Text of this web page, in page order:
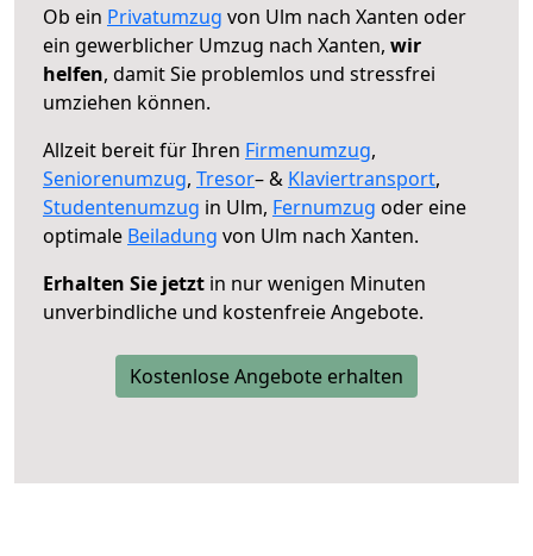
Ob ein Privatumzug von Ulm nach Xanten oder
ein gewerblicher Umzug nach Xanten, wir
helfen, damit Sie problemlos und stressfrei
umziehen können.
Allzeit bereit für Ihren Firmenumzug,
Seniorenumzug, Tresor– & Klaviertransport,
Studentenumzug in Ulm, Fernumzug oder eine
optimale Beiladung von Ulm nach Xanten.
Erhalten Sie jetzt in nur wenigen Minuten
unverbindliche und kostenfreie Angebote.
Kostenlose Angebote erhalten